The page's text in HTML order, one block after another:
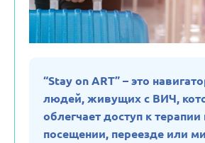
“Stay on ART” – это
людей, живущих с ВИЧ,
облегчает доступ к терапии
посещении, переезде или
Бельгия
Великобритания